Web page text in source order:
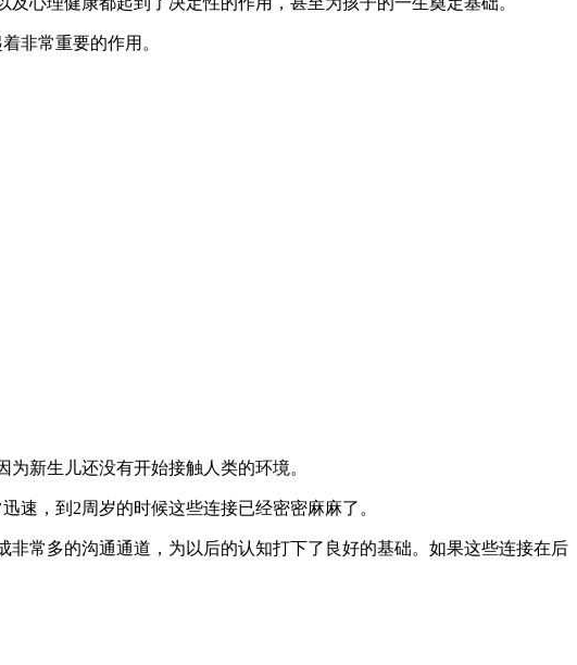
非常重要的作用。
新生儿还没有开始接触人类的环境。
速，到2周岁的时候这些连接已经密密麻麻了。
常多的沟通通道，为以后的认知打下了良好的基础。如果这些连接在后